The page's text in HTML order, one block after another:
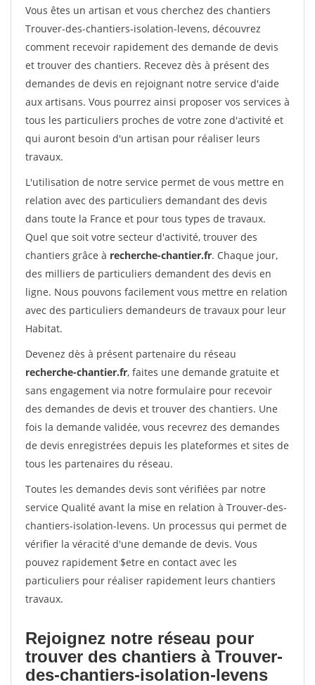
Vous êtes un artisan et vous cherchez des chantiers
Trouver-des-chantiers-isolation-levens, découvrez
comment recevoir rapidement des demande de devis
et trouver des chantiers. Recevez dès à présent des
demandes de devis en rejoignant notre service d'aide
aux artisans. Vous pourrez ainsi proposer vos services à
tous les particuliers proches de votre zone d'activité et
qui auront besoin d'un artisan pour réaliser leurs
travaux.
L'utilisation de notre service permet de vous mettre en
relation avec des particuliers demandant des devis
dans toute la France et pour tous types de travaux.
Quel que soit votre secteur d'activité, trouver des
chantiers grâce à recherche-chantier.fr. Chaque jour,
des milliers de particuliers demandent des devis en
ligne. Nous pouvons facilement vous mettre en relation
avec des particuliers demandeurs de travaux pour leur
Habitat.
Devenez dès à présent partenaire du réseau
recherche-chantier.fr, faites une demande gratuite et
sans engagement via notre formulaire pour recevoir
des demandes de devis et trouver des chantiers. Une
fois la demande validée, vous recevrez des demandes
de devis enregistrées depuis les plateformes et sites de
tous les partenaires du réseau.
Toutes les demandes devis sont vérifiées par notre
service Qualité avant la mise en relation à Trouver-des-
chantiers-isolation-levens. Un processus qui permet de
vérifier la véracité d'une demande de devis. Vous
pouvez rapidement $etre en contact avec les
particuliers pour réaliser rapidement leurs chantiers
travaux.
Rejoignez notre réseau pour
trouver des chantiers à Trouver-
des-chantiers-isolation-levens